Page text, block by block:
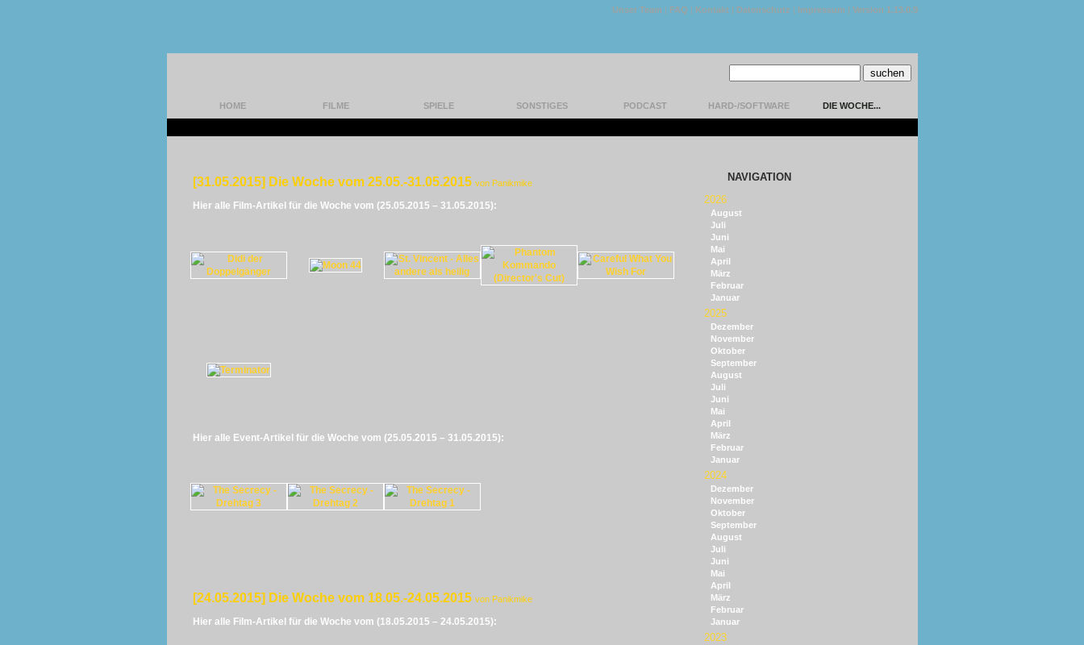
Unser Team | FAQ | Kontakt | Datenschutz | Impressum | Version 1.13.0.9
HOME FILME SPIELE SONSTIGES PODCAST HARD-/SOFTWARE DIE WOCHE...
[31.05.2015] Die Woche vom 25.05.-31.05.2015 von Panikmike
Hier alle Film-Artikel für die Woche vom (25.05.2015 – 31.05.2015):
Hier alle Event-Artikel für die Woche vom (25.05.2015 – 31.05.2015):
[24.05.2015] Die Woche vom 18.05.-24.05.2015 von Panikmike
Hier alle Film-Artikel für die Woche vom (18.05.2015 – 24.05.2015):
NAVIGATION
2026
August
Juli
Juni
Mai
April
März
Februar
Januar
2025
Dezember
November
Oktober
September
August
Juli
Juni
Mai
April
März
Februar
Januar
2024
Dezember
November
Oktober
September
August
Juli
Juni
Mai
April
März
Februar
Januar
2023